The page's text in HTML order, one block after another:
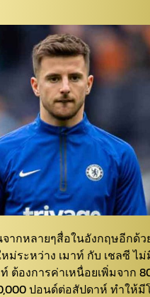
ากหลายๆสื่อในอังกฤษอีกด้ว
ม่ระหว่าง เมาท์ กับ เชลซี ไ
ต้องการค่าเหนื่อยเพิ่มจาก
ปอนด์ต่อสัปดาห์ ทำให้มี